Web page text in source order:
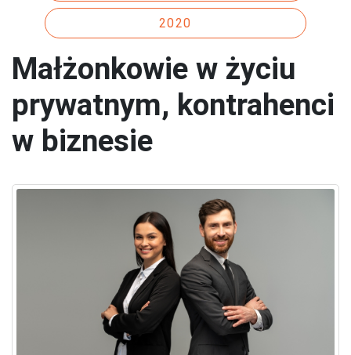
2020
Małżonkowie w życiu
prywatnym, kontrahenci
w biznesie